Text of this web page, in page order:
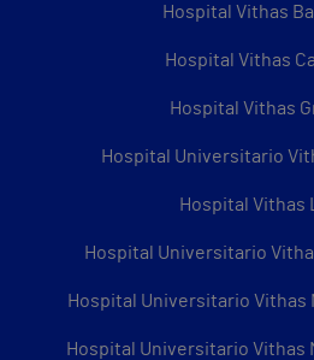
Hospital Vithas
Hospital Vithas
Hospital Vithas
Hospital Universitario
Hospital Vithas
Hospital Universitario
Hospital Universitario Vithas
Hospital Universitario Vithas